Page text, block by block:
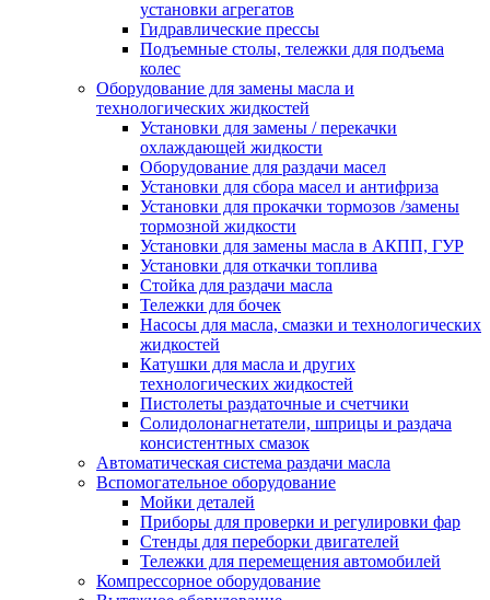
установки агрегатов
Гидравлические прессы
Подъемные столы, тележки для подъема
колес
Оборудование для замены масла и
технологических жидкостей
Установки для замены / перекачки
охлаждающей жидкости
Оборудование для раздачи масел
Установки для сбора масел и антифриза
Установки для прокачки тормозов /замены
тормозной жидкости
Установки для замены масла в АКПП, ГУР
Установки для откачки топлива
Стойка для раздачи масла
Тележки для бочек
Насосы для масла, смазки и технологических
жидкостей
Катушки для масла и других
технологических жидкостей
Пистолеты раздаточные и счетчики
Солидолонагнетатели, шприцы и раздача
консистентных смазок
Автоматическая система раздачи масла
Вспомогательное оборудование
Мойки деталей
Приборы для проверки и регулировки фар
Стенды для переборки двигателей
Тележки для перемещения автомобилей
Компрессорное оборудование